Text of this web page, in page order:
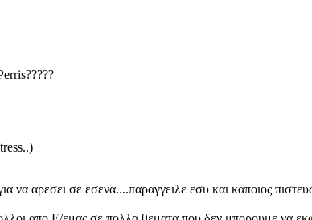
να αρεσει σε εσενα....παραγγειλε εσυ και καποιος